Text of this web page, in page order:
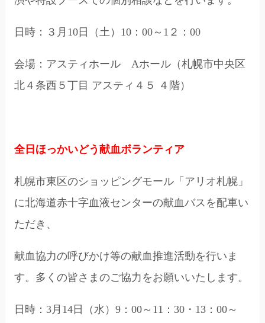
日時：３月10日（土）10：00～1２：00
会場：アスティホール Aホール（札幌市中央区
北４条西５丁目 アスティ４５ ４階）
全日ほっかいどう献血ボランティア
札幌市東区のショッピングモール「アリオ札幌」
に北海道赤十字血液センターの献血バスを配車い
ただき、
献血協力の呼びかけ等の献血推進活動を行いま
す。多くの皆さまのご協力をお願いいたします。
日時：3月14日（水）9：00～11：30・13：00～